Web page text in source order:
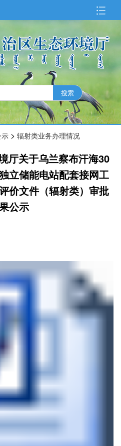
> 辐射类业务办理情况
厅关于乌兰察布汗海30
立储能电站配套接网工
价文件（辐射类）审批
公示